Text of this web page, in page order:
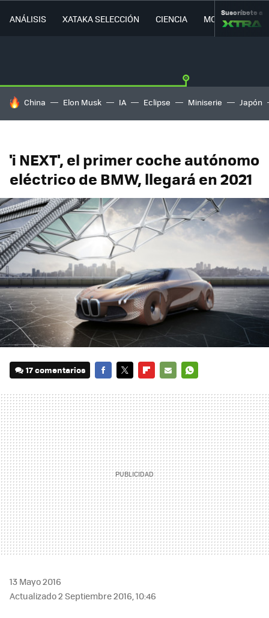
ANÁLISIS XATAKA SELECCIÓN CIENCIA MOVILIDAD
Suscríbete a
HOY SE HABLA DE
China Elon Musk IA Eclipse Miniserie Japón
'i NEXT', el primer coche autónomo
eléctrico de BMW, llegará en 2021
17 comentarios
MAIL
13 Mayo 2016
Actualizado 2 Septiembre 2016, 10:46